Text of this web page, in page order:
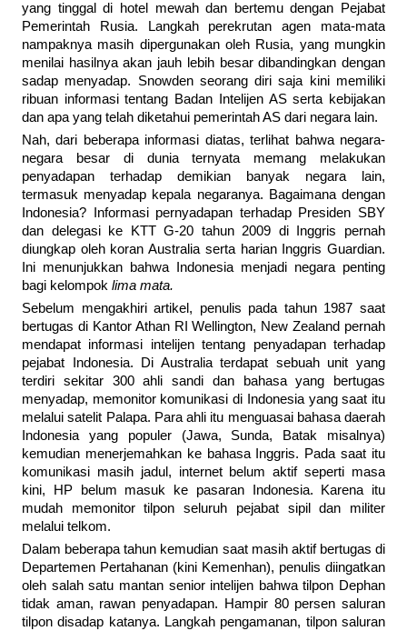
yang tinggal di hotel mewah dan bertemu dengan Pejabat
Pemerintah Rusia. Langkah perekrutan agen mata-mata
nampaknya masih dipergunakan oleh Rusia, yang mungkin
menilai hasilnya akan jauh lebih besar dibandingkan dengan
sadap menyadap. Snowden seorang diri saja kini memiliki
ribuan informasi tentang Badan Intelijen AS serta kebijakan
dan apa yang telah diketahui pemerintah AS dari negara lain.
Nah, dari beberapa informasi diatas, terlihat bahwa negara-
negara besar di dunia ternyata memang melakukan
penyadapan terhadap demikian banyak negara lain,
termasuk menyadap kepala negaranya. Bagaimana dengan
Indonesia? Informasi pernyadapan terhadap Presiden SBY
dan delegasi ke KTT G-20 tahun 2009 di Inggris pernah
diungkap oleh koran Australia serta harian Inggris Guardian.
Ini menunjukkan bahwa Indonesia menjadi negara penting
bagi kelompok lima mata.
Sebelum mengakhiri artikel, penulis pada tahun 1987 saat
bertugas di Kantor Athan RI Wellington, New Zealand pernah
mendapat informasi intelijen tentang penyadapan terhadap
pejabat Indonesia. Di Australia terdapat sebuah unit yang
terdiri sekitar 300 ahli sandi dan bahasa yang bertugas
menyadap, memonitor komunikasi di Indonesia yang saat itu
melalui satelit Palapa. Para ahli itu menguasai bahasa daerah
Indonesia yang populer (Jawa, Sunda, Batak misalnya)
kemudian menerjemahkan ke bahasa Inggris. Pada saat itu
komunikasi masih jadul, internet belum aktif seperti masa
kini, HP belum masuk ke pasaran Indonesia. Karena itu
mudah memonitor tilpon seluruh pejabat sipil dan militer
melalui telkom.
Dalam beberapa tahun kemudian saat masih aktif bertugas di
Departemen Pertahanan (kini Kemenhan), penulis diingatkan
oleh salah satu mantan senior intelijen bahwa tilpon Dephan
tidak aman, rawan penyadapan. Hampir 80 persen saluran
tilpon disadap katanya. Langkah pengamanan, tilpon saluran